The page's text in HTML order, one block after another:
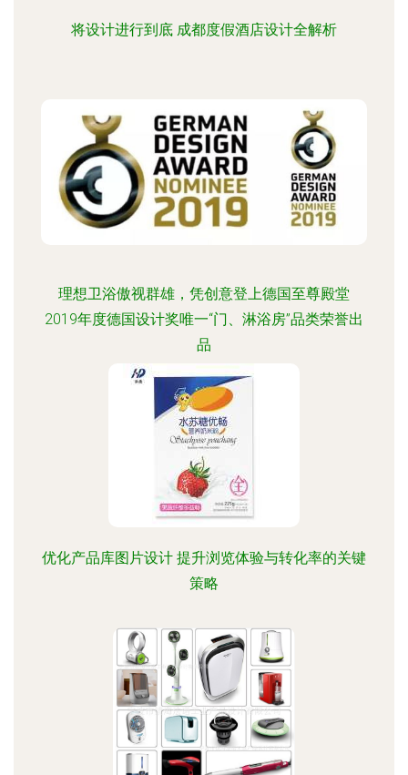
将设计进行到底 成都度假酒店设计全解析
理想卫浴傲视群雄，凭创意登上德国至尊殿堂
2019年度德国设计奖唯一“门、淋浴房”品类荣誉出
品
优化产品库图片设计 提升浏览体验与转化率的关键
策略